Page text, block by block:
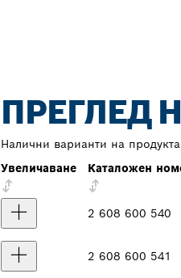
ПРЕГЛЕД
Налични варианти на
Увеличаване
Каталожен
2 608 600 540
2 608 600 541